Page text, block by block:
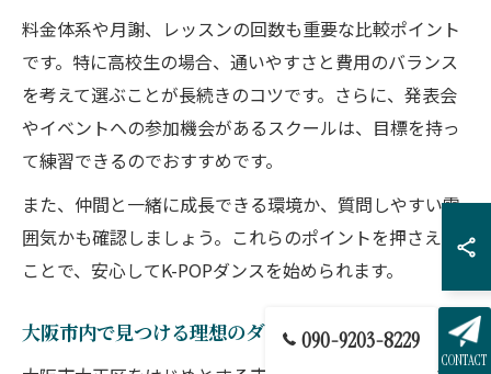
料金体系や月謝、レッスンの回数も重要な比較ポイント
です。特に高校生の場合、通いやすさと費用のバランス
を考えて選ぶことが長続きのコツです。さらに、発表会
やイベントへの参加機会があるスクールは、目標を持っ
て練習できるのでおすすめです。
また、仲間と一緒に成長できる環境か、質問しやすい雰
囲気かも確認しましょう。これらのポイントを押さえる
ことで、安心してK-POPダンスを始められます。
大阪市内で見つける理想のダンスレッスン環境
090-9203-8229
CONTACT